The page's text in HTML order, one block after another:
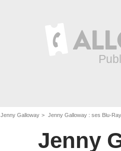
Jenny Galloway Jenny Galloway : ses Blu-
Jenny